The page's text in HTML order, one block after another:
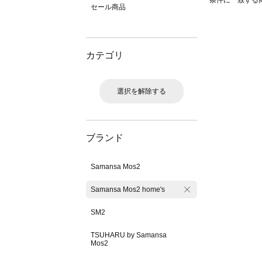
セール商品
カテゴリ
選択を解除する
ブランド
Samansa Mos2
Samansa Mos2 home's
SM2
TSUHARU by Samansa
Mos2